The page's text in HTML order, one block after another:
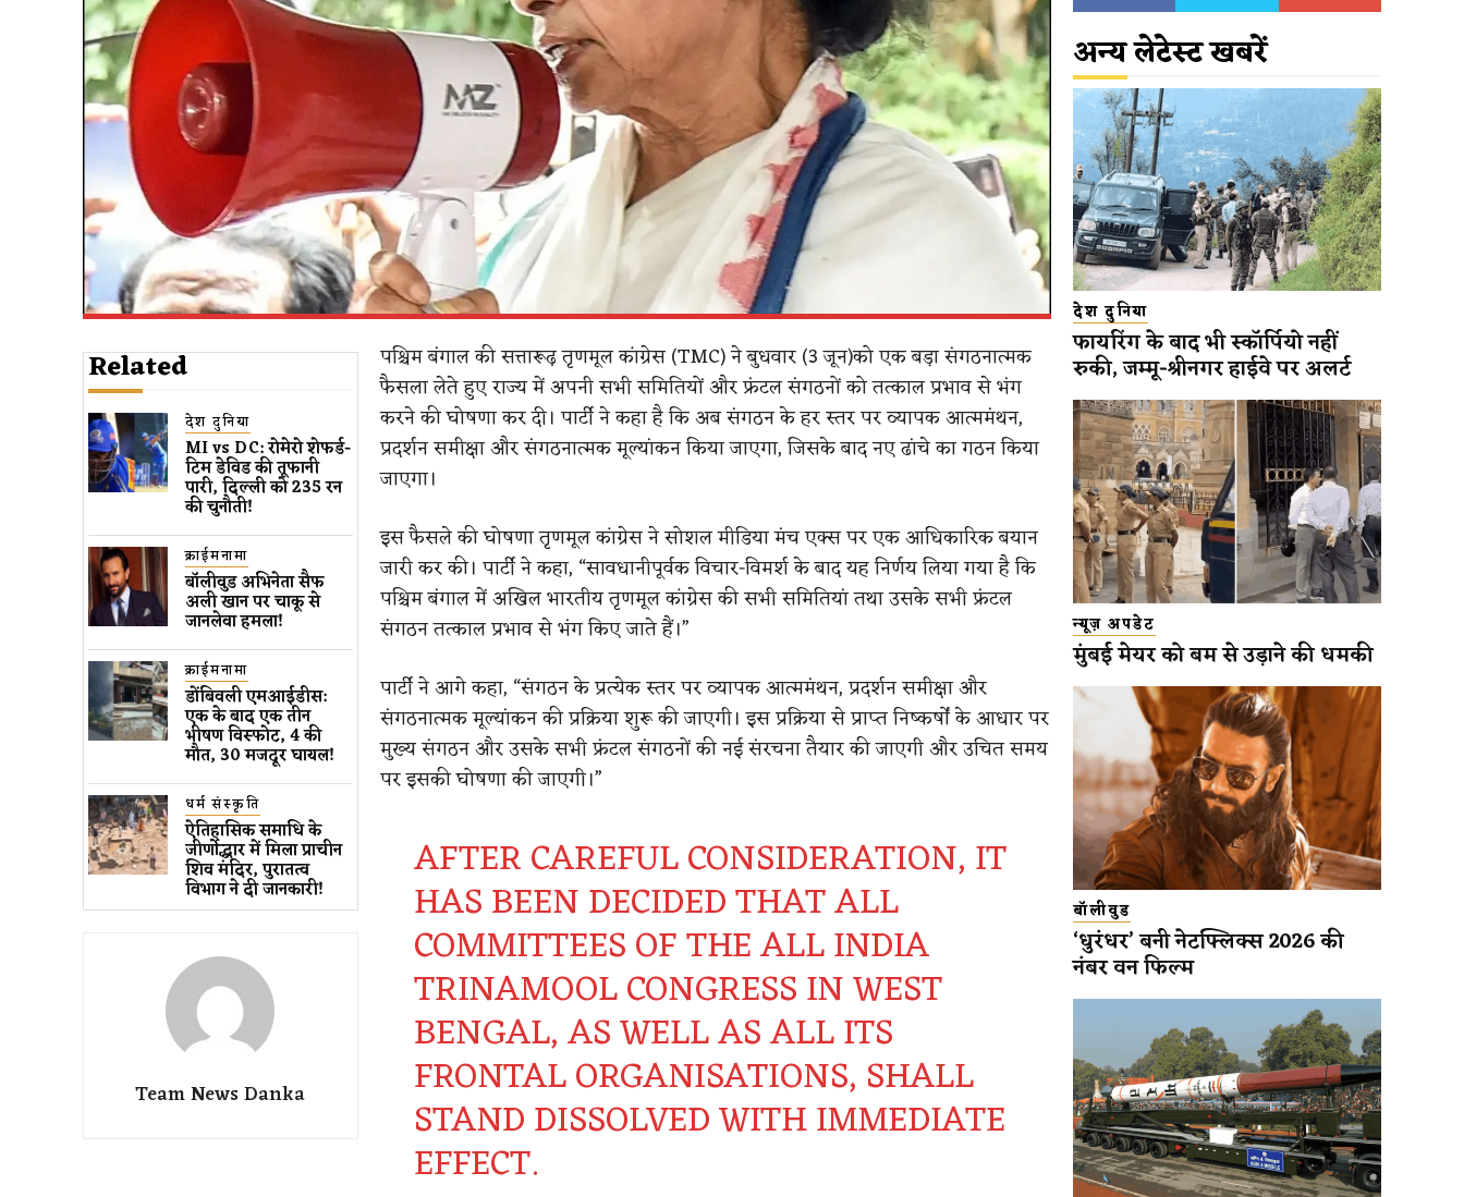
Related
देश दुनिया
MI vs DC: रोमेरो शेफर्ड-
टिम डेविड की तूफानी
पारी, दिल्ली को 235 रन
की चुनौती!
क्राईमनामा
बॉलीवुड​ अभिनेता सैफ
अली खान पर चाकू से ​
जानलेवा हमला​!
क्राईमनामा
डोंबिवली एमआईडीस:
एक के बाद एक तीन
भीषण विस्फोट, 4 की
मौत, 30 मजदूर घायल!
धर्म संस्कृति
ऐतिहासिक समाधि के
जीर्णोद्धार में मिला प्राचीन
शिव मंदिर, पुरातत्व
विभाग ने दी जानकारी!
Team News Danka
पश्चिम बंगाल की सत्तारूढ़ तृणमूल कांग्रेस (TMC) ने बुधवार (3 जून)को एक बड़ा संगठनात्मक
फैसला लेते हुए राज्य में अपनी सभी समितियों और फ्रंटल संगठनों को तत्काल प्रभाव से भंग
करने की घोषणा कर दी। पार्टी ने कहा है कि अब संगठन के हर स्तर पर व्यापक आत्ममंथन,
प्रदर्शन समीक्षा और संगठनात्मक मूल्यांकन किया जाएगा, जिसके बाद नए ढांचे का गठन किया
जाएगा।
इस फैसले की घोषणा तृणमूल कांग्रेस ने सोशल मीडिया मंच एक्स पर एक आधिकारिक बयान
जारी कर की। पार्टी ने कहा, “सावधानीपूर्वक विचार-विमर्श के बाद यह निर्णय लिया गया है कि
पश्चिम बंगाल में अखिल भारतीय तृणमूल कांग्रेस की सभी समितियां तथा उसके सभी फ्रंटल
संगठन तत्काल प्रभाव से भंग किए जाते हैं।”
पार्टी ने आगे कहा, “संगठन के प्रत्येक स्तर पर व्यापक आत्ममंथन, प्रदर्शन समीक्षा और
संगठनात्मक मूल्यांकन की प्रक्रिया शुरू की जाएगी। इस प्रक्रिया से प्राप्त निष्कर्षों के आधार पर
मुख्य संगठन और उसके सभी फ्रंटल संगठनों की नई संरचना तैयार की जाएगी और उचित समय
पर इसकी घोषणा की जाएगी।”
AFTER CAREFUL CONSIDERATION, IT
HAS BEEN DECIDED THAT ALL
COMMITTEES OF THE ALL INDIA
TRINAMOOL CONGRESS IN WEST
BENGAL, AS WELL AS ALL ITS
FRONTAL ORGANISATIONS, SHALL
STAND DISSOLVED WITH IMMEDIATE
EFFECT.
अन्य लेटेस्ट खबरें
देश दुनिया
फायरिंग के बाद भी स्कॉर्पियो नहीं
रुकी, जम्मू-श्रीनगर हाईवे पर अलर्ट
न्यूज़ अपडेट
मुंबई मेयर को बम से उड़ाने की धमकी
बॉलीवुड
‘धुरंधर’ बनी नेटफ्लिक्स 2026 की
नंबर वन फिल्म